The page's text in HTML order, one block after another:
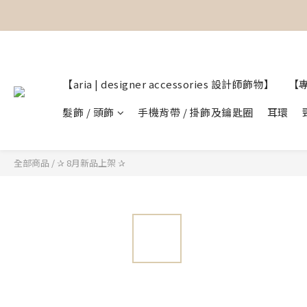
【aria | designer accessories 設計師飾物】
髮飾 / 頭飾
手機背帶 / 掛飾及鑰匙圈 耳環
全部商品 / ✰ 8月新品上架 ✰